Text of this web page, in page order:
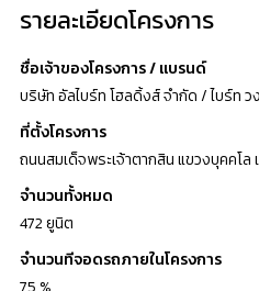
รายละเอียดโครงการ
ชื่อเจ้าของโครงการ / แบรนด์
บริษัท อัลไบร์ท โฮลดิ้งส์ จำกัด / ไบร์ท ว
ที่ตั้งโครงการ
ถนนสมเด็จพระเจ้าตากสิน แขวงบุคคโ
จำนวนทั้งหมด
472 ยูนิต
จำนวนทีจอดรถภายในโครงการ